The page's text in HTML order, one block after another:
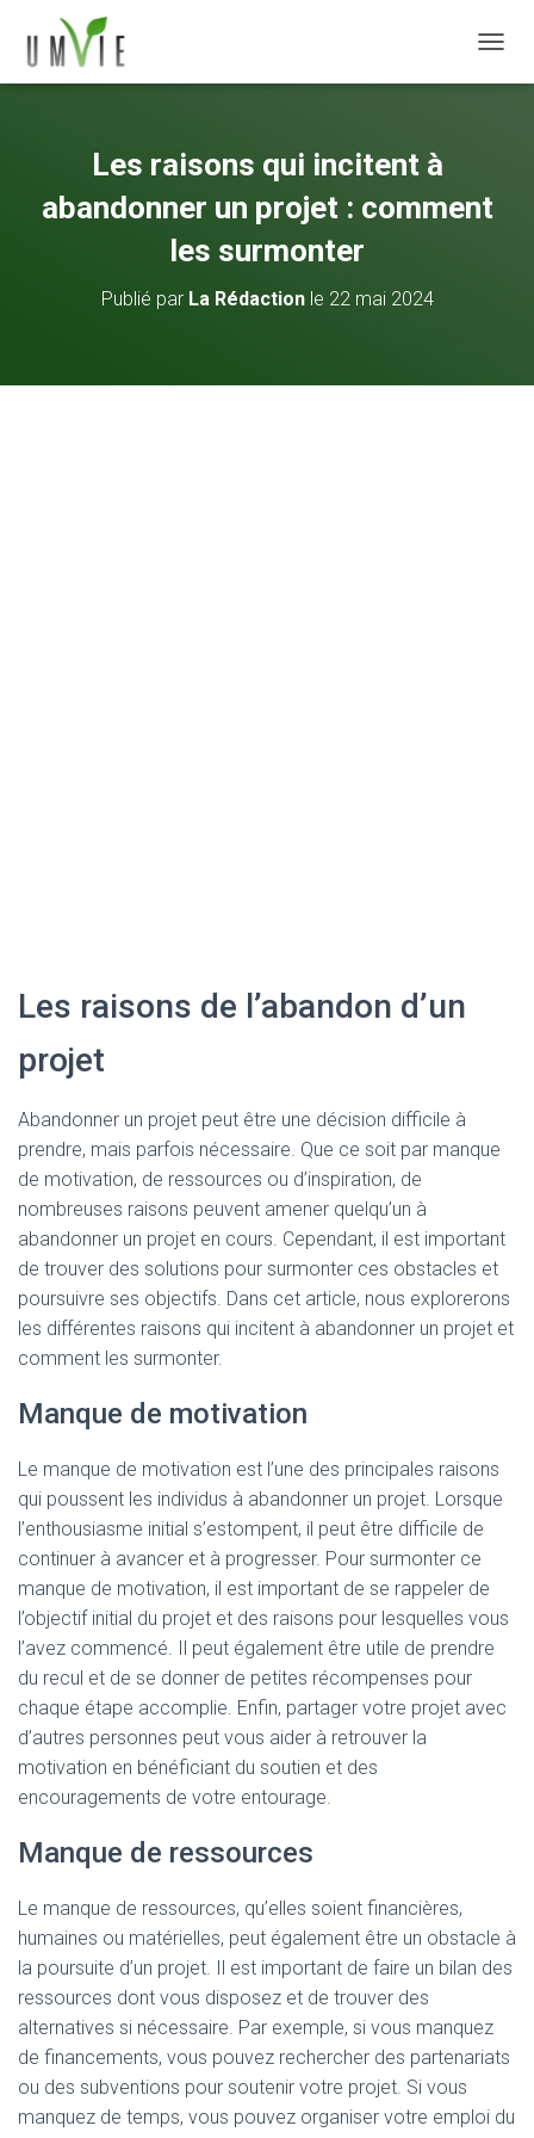
Les raisons qui incitent à
abandonner un projet : comment
les surmonter
Publié par La Rédactionle 22 mai 2024
Les raisons de l’abandon d’un
projet
Abandonner un projet peut être une décision difficile à
prendre, mais parfois nécessaire. Que ce soit par manque
de motivation, de ressources ou d’inspiration, de
nombreuses raisons peuvent amener quelqu’un à
abandonner un projet en cours. Cependant, il est important
de trouver des solutions pour surmonter ces obstacles et
poursuivre ses objectifs. Dans cet article, nous explorerons
les différentes raisons qui incitent à abandonner un projet et
comment les surmonter.
Manque de motivation
Le manque de motivation est l’une des principales raisons
qui poussent les individus à abandonner un projet. Lorsque
l’enthousiasme initial s’estompent, il peut être difficile de
continuer à avancer et à progresser. Pour surmonter ce
manque de motivation, il est important de se rappeler de
l’objectif initial du projet et des raisons pour lesquelles vous
l’avez commencé. Il peut également être utile de prendre
du recul et de se donner de petites récompenses pour
chaque étape accomplie. Enfin, partager votre projet avec
d’autres personnes peut vous aider à retrouver la
motivation en bénéficiant du soutien et des
encouragements de votre entourage.
Manque de ressources
Le manque de ressources, qu’elles soient financières,
humaines ou matérielles, peut également être un obstacle à
la poursuite d’un projet. Il est important de faire un bilan des
ressources dont vous disposez et de trouver des
alternatives si nécessaire. Par exemple, si vous manquez
de financements, vous pouvez rechercher des partenariats
ou des subventions pour soutenir votre projet. Si vous
manquez de temps, vous pouvez organiser votre emploi du